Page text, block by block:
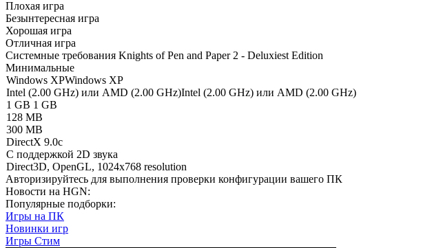
Плохая игра
Безынтересная игра
Хорошая игра
Отличная игра
Системные требования Knights of Pen and Paper 2 - Deluxiest Edition
Минимальные
Windows XPWindows XP
Intel (2.00 GHz) или AMD (2.00 GHz)Intel (2.00 GHz) или AMD (2.00 GHz)
1 GB 1 GB
128 MB
300 MB
DirectX 9.0c
С поддержкой 2D звука
Direct3D, OpenGL, 1024x768 resolution
Авторизируйтесь для выполнения проверки конфигурации вашего ПК
Новости на HGN:
Популярные подборки:
Игры на ПК
Новинки игр
Игры Стим